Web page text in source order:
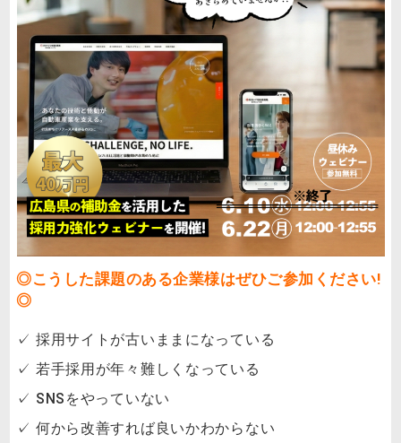
◎こうした課題のある企業様はぜひご参加ください!
◎
✓ 採用サイトが古いままになっている
✓ 若手採用が年々難しくなっている
✓ SNSをやっていない
✓ 何から改善すれば良いかわからない